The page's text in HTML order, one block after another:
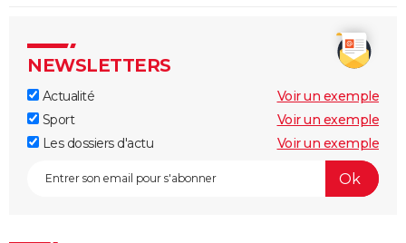
NEWSLETTERS
Actualité
Voir un exemple
Sport
Voir un exemple
Les dossiers d'actu
Voir un exemple